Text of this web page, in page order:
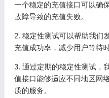
一个稳定的充值接口可以确
故障导致的充值失败。
2. 稳定性测试可以帮助我们
充值成功率，减少用户等待时
3. 通过定期的稳定性测试，
值接口能够适应不同地区网
质的服务。